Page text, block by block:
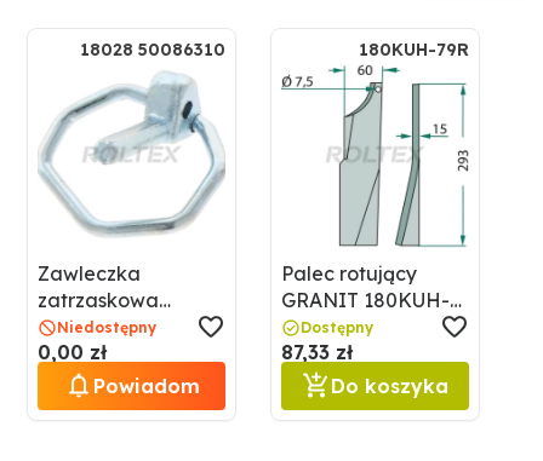
18028 50086310
Zawleczka
zatrzaskowa
GRANIT 18028
50086310
Niedostępny
0,00 zł
Powiadom
180KUH-79R
Palec rotujący
GRANIT 180KUH-
79RDostępny
87,33 zł
Do koszyka